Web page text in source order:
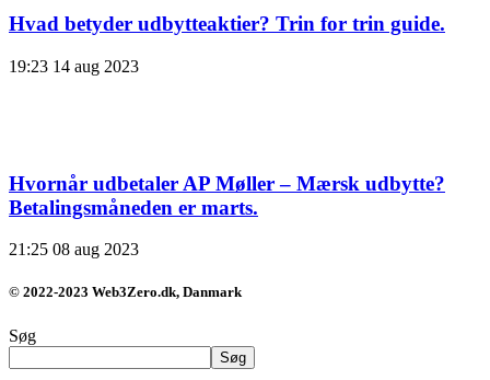
Hvad betyder udbytteaktier? Trin for trin guide.
19:23 14 aug 2023
Hvornår udbetaler AP Møller – Mærsk udbytte?
Betalingsmåneden er marts.
21:25 08 aug 2023
© 2022-2023 Web3Zero.dk, Danmark
Søg
Søg